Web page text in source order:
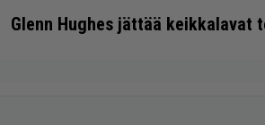
Glenn Hughes jättää keikkalavat